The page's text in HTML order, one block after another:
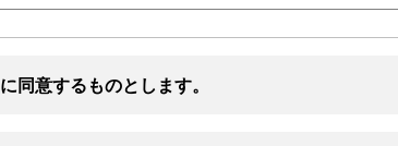
に同意するものとします。